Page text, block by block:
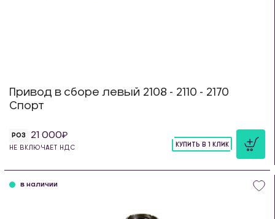
Привод в сборе левый 2108 - 2110 - 2170
Спорт
РОЗ 21 000
НЕ ВКЛЮЧАЕТ НДС
КУПИТЬ В 1 КЛИК
в наличии